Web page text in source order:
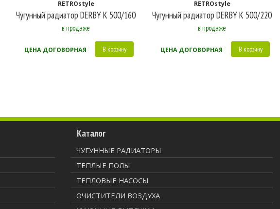
RETROstyle
Чугунный радиатор DERBY K 500/160
в продаже
ЦЕНА ДОГОВОРНАЯ В корзину
RETROstyle
Чугунный радиатор DERBY K 500/220
в продаже
ЦЕНА ДОГОВОРНАЯ В корзину
Каталог
ЧУГУННЫЕ РАДИАТОРЫ
ТЕПЛЫЕ ПОЛЫ
ТЕПЛОВЫЕ НАСОСЫ
ОЧИСТИТЕЛИ ВОЗДУХА